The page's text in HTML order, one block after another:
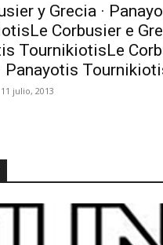
y Grecia ·
Corbusier e
TournikiotisLe
Panayotis
11 julio, 2013